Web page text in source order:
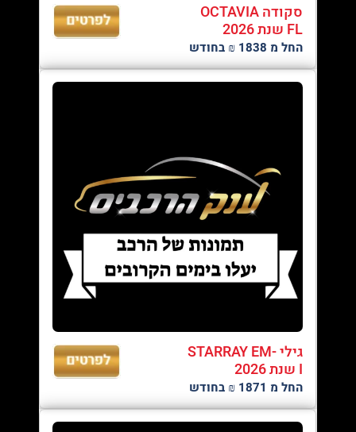
סקודה OCTAVIA
FL שנת 2026
החל מ 1838 ₪ בחודש
גילי STARRAY EM-
I שנת 2026
החל מ 1871 ₪ בחודש